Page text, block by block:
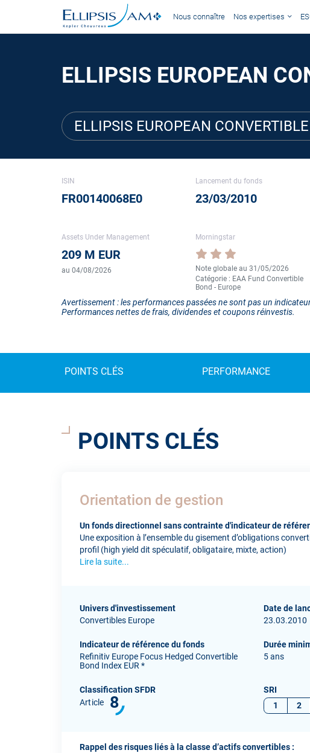
Nous connaître Nos expertises
ELLIPSIS EUROPEAN
ELLIPSIS EUROPEAN
ISIN
FR00140068E0
Lancement du fonds
23/03/2010
Assets Under Management
209 M EUR
au 04/08/2026
Morningstar
Note globale au 31/05/2026
Catégorie : EAA Fund Convertible
Bond - Europe
Avertissement : les performances passées ne sont pas un
Performances nettes de frais, dividendes et coupons réinvestis.
POINTS CLÉS PERFORMANCE
POINTS CLÉS
Orientation de gestion
Un fonds directionnel sans contrainte d'indicateur de
Une exposition à l’ensemble du gisement d’obligations
profil (high yield dit spéculatif, obligataire, mixte, action)
Lire la suite...
Univers d'investissement
Convertibles Europe
Date de
23.03.2010
Indicateur de référence du fonds
Refinitiv Europe Focus Hedged Convertible
Bond Index EUR *
Durée
5 ans
Classification SFDR
Article
8
SRI
1
2
Rappel des risques liés à la classe d’actifs convertibles :